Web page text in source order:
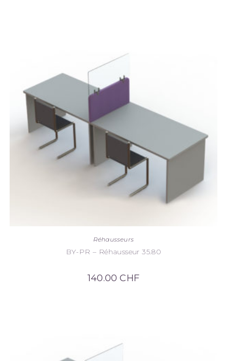
Réhausseurs
BY-PR – Réhausseur 35.80
140.00CHF